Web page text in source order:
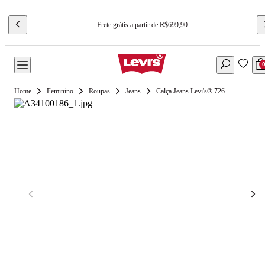
Frete grátis a partir de R$699,90
0
Feminino Roupas Jeans Calça Jeans Levi's® 726® High Rise Flare Lavagem Média